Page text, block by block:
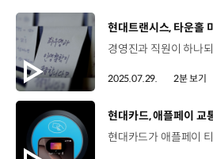
[동영상]
2025.07.29. 2분 보기
[동영상]
현대카드, 애플페이 교